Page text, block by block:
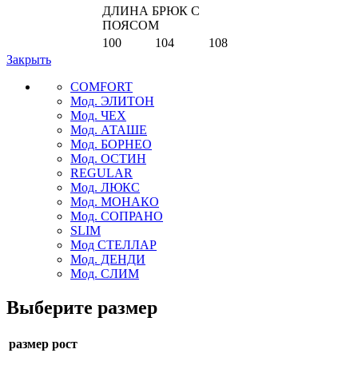
ДЛИНА БРЮК С
ПОЯСОМ
100
104
108
Закрыть
COMFORT
Мод. ЭЛИТОН
Мод. ЧЕХ
Мод. АТАШЕ
Мод. БОРНЕО
Мод. ОСТИН
REGULAR
Мод. ЛЮКС
Мод. МОНАКО
Мод. СОПРАНО
SLIM
Мод СТЕЛЛАР
Мод. ДЕНДИ
Мод. СЛИМ
Выберите размер
размер рост